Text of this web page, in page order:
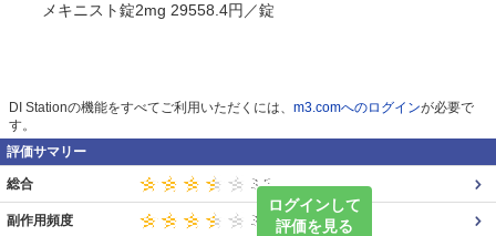
メキニスト錠2mg 29558.4円／錠
DI Stationの機能をすべてご利用いただくには、 m3.comへのログインが必要で
す。
評価サマリー
ログインして
評価を見る
総合
副作用頻度